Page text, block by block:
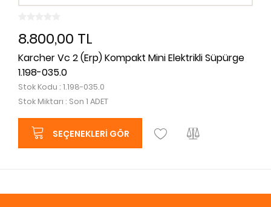
8.800,00 TL
Karcher Vc 2 (Erp) Kompakt Mini Elektrikli Süpürge
1.198-035.0
Stok Kodu : 1.198-035.0
Stok Miktarı : Son 1 ADET
SEÇENEKLERI GÖR